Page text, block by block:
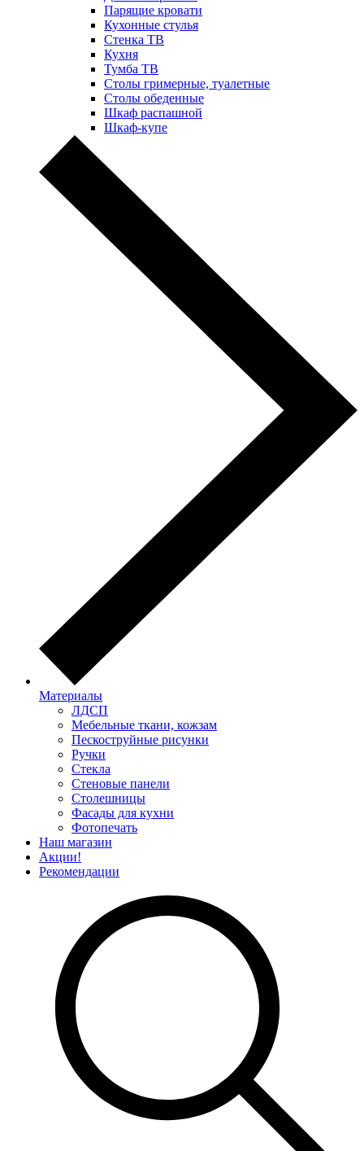
Парящие кровати
Кухонные стулья
Стенка ТВ
Кухня
Тумба ТВ
Столы гримерные, туалетные
Столы обеденные
Шкаф распашной
Шкаф-купе
Материалы
ЛДСП
Мебельные ткани, кожзам
Пескоструйные рисунки
Ручки
Стекла
Стеновые панели
Столешницы
Фасады для кухни
Фотопечать
Наш магазин
Акции!
Рекомендации